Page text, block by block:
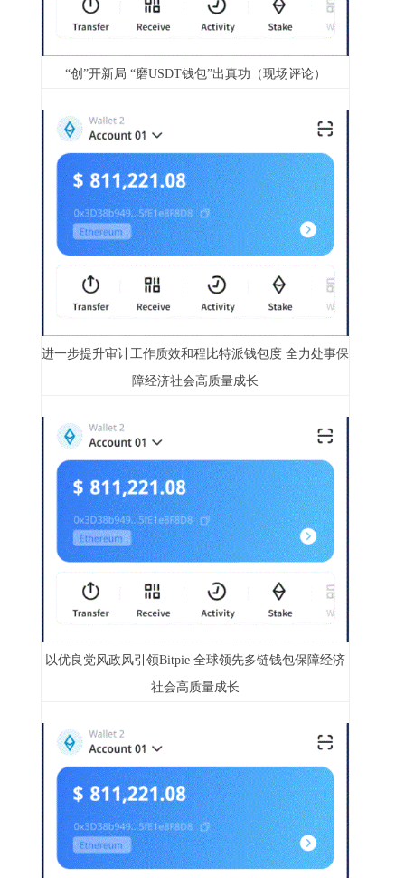
“创”开新局 “磨USDT钱包”出真功（现场评论）
进一步提升审计工作质效和程比特派钱包度 全力处事保
障经济社会高质量成长
以优良党风政风引领Bitpie 全球领先多链钱包保障经济
社会高质量成长